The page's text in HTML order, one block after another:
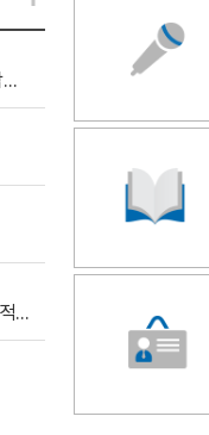
[조달입찰공고] 2026년 공공 AI CCTV 전환(울산광역시) 사업 위탁감리
[위탁연구] 학습데이터 거래 시장의 보상체계 확립을 위한 법·제도적 검토 방안 연구